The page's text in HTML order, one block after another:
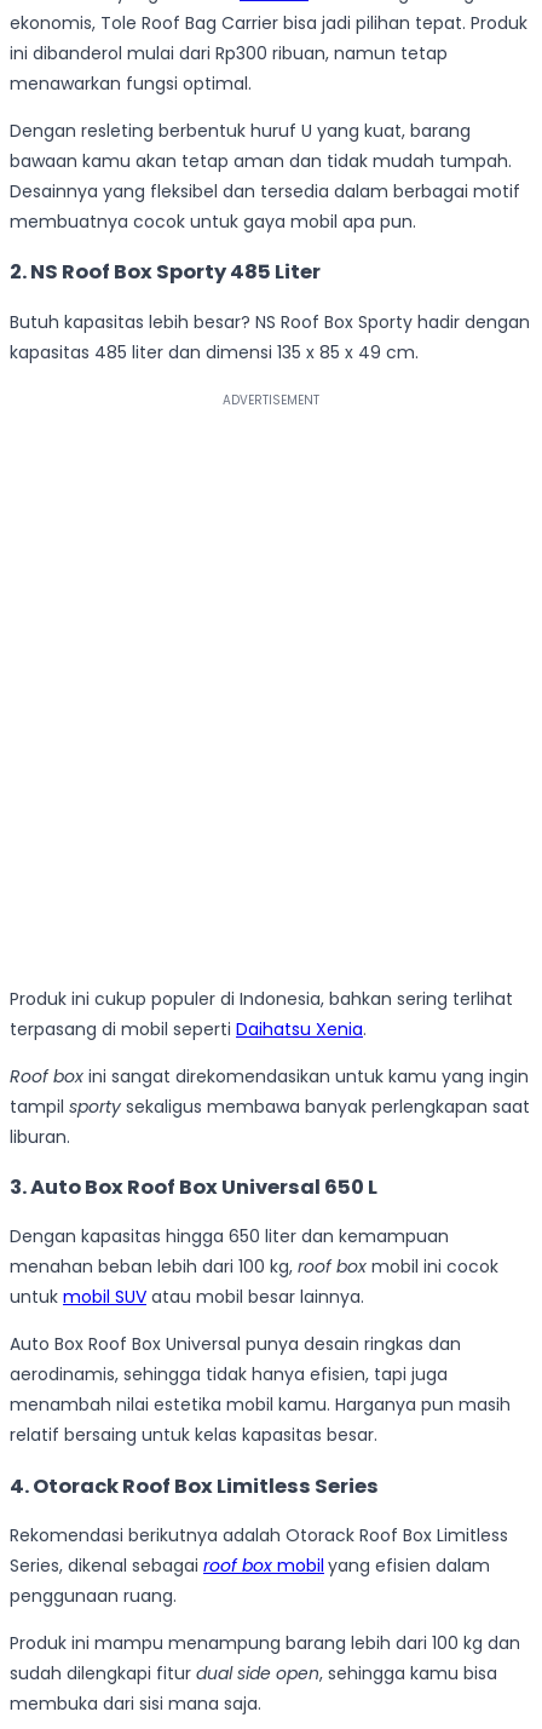
ekonomis, Tole Roof Bag Carrier bisa jadi pilihan tepat. Produk
ini dibanderol mulai dari Rp300 ribuan, namun tetap
menawarkan fungsi optimal.
Dengan resleting berbentuk huruf U yang kuat, barang
bawaan kamu akan tetap aman dan tidak mudah tumpah.
Desainnya yang fleksibel dan tersedia dalam berbagai motif
membuatnya cocok untuk gaya mobil apa pun.
2. NS Roof Box Sporty 485 Liter
Butuh kapasitas lebih besar? NS Roof Box Sporty hadir dengan
kapasitas 485 liter dan dimensi 135 x 85 x 49 cm.
Produk ini cukup populer di Indonesia, bahkan sering terlihat
terpasang di mobil seperti Daihatsu Xenia.
Roof box ini sangat direkomendasikan untuk kamu yang ingin
tampil sporty sekaligus membawa banyak perlengkapan saat
liburan.
3. Auto Box Roof Box Universal 650 L
Dengan kapasitas hingga 650 liter dan kemampuan
menahan beban lebih dari 100 kg, roof box mobil ini cocok
untuk mobil SUV atau mobil besar lainnya.
Auto Box Roof Box Universal punya desain ringkas dan
aerodinamis, sehingga tidak hanya efisien, tapi juga
menambah nilai estetika mobil kamu. Harganya pun masih
relatif bersaing untuk kelas kapasitas besar.
4. Otorack Roof Box Limitless Series
Rekomendasi berikutnya adalah Otorack Roof Box Limitless
Series, dikenal sebagai roof box mobil yang efisien dalam
penggunaan ruang.
Produk ini mampu menampung barang lebih dari 100 kg dan
sudah dilengkapi fitur dual side open, sehingga kamu bisa
membuka dari sisi mana saja.